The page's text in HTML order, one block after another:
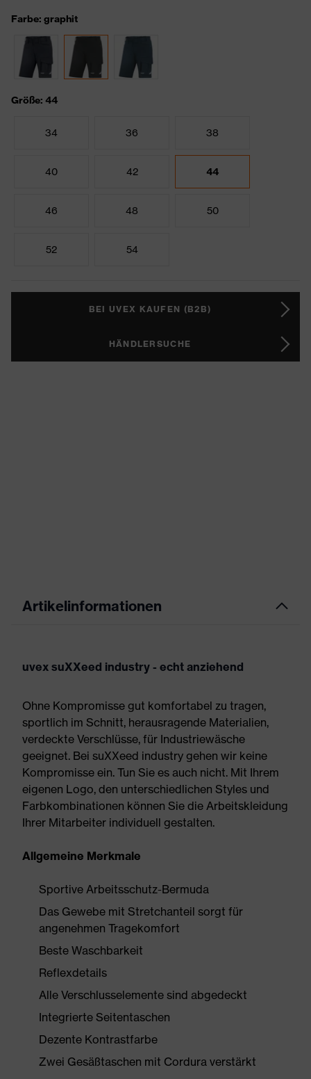
Farbe: graphit
Größe: 44
34 36 38
40 42 44
46 48 50
52 54
BEI UVEX KAUFEN (B2B)
HÄNDLERSUCHE
Artikelinformationen
uvex suXXeed industry - echt anziehend
Ohne Kompromisse gut komfortabel zu tragen,
sportlich im Schnitt, herausragende Materialien,
verdeckte Verschlüsse, für Industriewäsche
geeignet. Bei suXXeed industry gehen wir keine
Kompromisse ein. Tun Sie es auch nicht. Mit Ihrem
eigenen Logo, den unterschiedlichen Styles und
Farbkombinationen können Sie die Arbeitskleidung
Ihrer Mitarbeiter individuell gestalten.
Allgemeine Merkmale
Sportive Arbeitsschutz-Bermuda
Das Gewebe mit Stretchanteil sorgt für
angenehmen Tragekomfort
Beste Waschbarkeit
Reflexdetails
Alle Verschlusselemente sind abgedeckt
Integrierte Seitentaschen
Dezente Kontrastfarbe
Zwei Gesäßtaschen mit Cordura verstärkt